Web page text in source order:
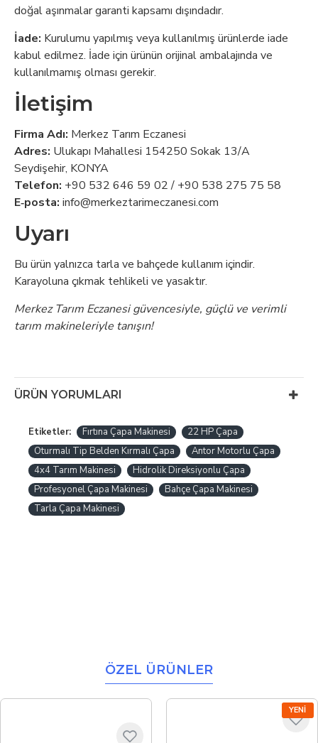
doğal aşınmalar garanti kapsamı dışındadır.
İade: Kurulumu yapılmış veya kullanılmış ürünlerde iade
kabul edilmez. İade için ürünün orijinal ambalajında ve
kullanılmamış olması gerekir.
İletişim
Firma Adı: Merkez Tarım Eczanesi
Adres: Ulukapı Mahallesi 154250 Sokak 13/A
Seydişehir, KONYA
Telefon: +90 532 646 59 02 / +90 538 275 75 58
E‑posta: info@merkeztarimeczanesi.com
Uyarı
Bu ürün yalnızca tarla ve bahçede kullanım içindir.
Karayoluna çıkmak tehlikeli ve yasaktır.
Merkez Tarım Eczanesi güvencesiyle, güçlü ve verimli
tarım makineleriyle tanışın!
ÜRÜN YORUMLARI
Etiketler: Fırtına Çapa Makinesi
22 HP Çapa
Oturmalı Tip Belden Kırmalı Çapa
Antor Motorlu Çapa
4x4 Tarım Makinesi
Hidrolik Direksiyonlu Çapa
Profesyonel Çapa Makinesi
Bahçe Çapa Makinesi
Tarla Çapa Makinesi
ÖZEL ÜRÜNLER
YENI